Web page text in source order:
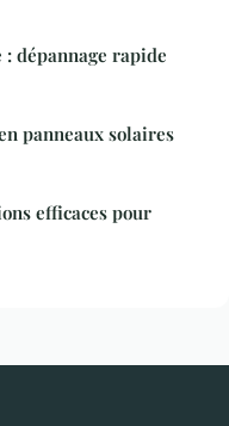
dépannage rapide
panneaux solaires
efficaces pour